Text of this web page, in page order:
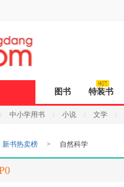
图书 特装书
中小学用书 小说 文学
新书热卖榜 > 自然科学